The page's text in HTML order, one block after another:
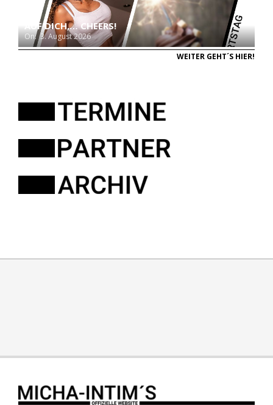
AUF DICH,… CHEERS!
On: 3. August 2026
WEITER GEHT´S HIER!